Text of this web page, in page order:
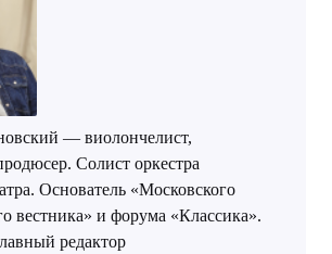
— виолончелист,
Солист оркестра
Основатель «Московского
вестника» и форума «Классика».
редактор